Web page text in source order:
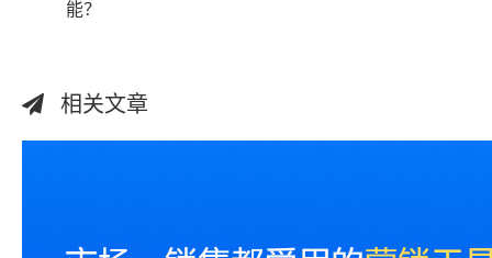
能？
相关文章